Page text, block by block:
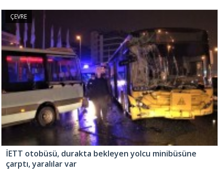
ÇEVRE
İETT otobüsü, durakta bekleyen yolcu minibüsüne
çarptı, yaralılar var